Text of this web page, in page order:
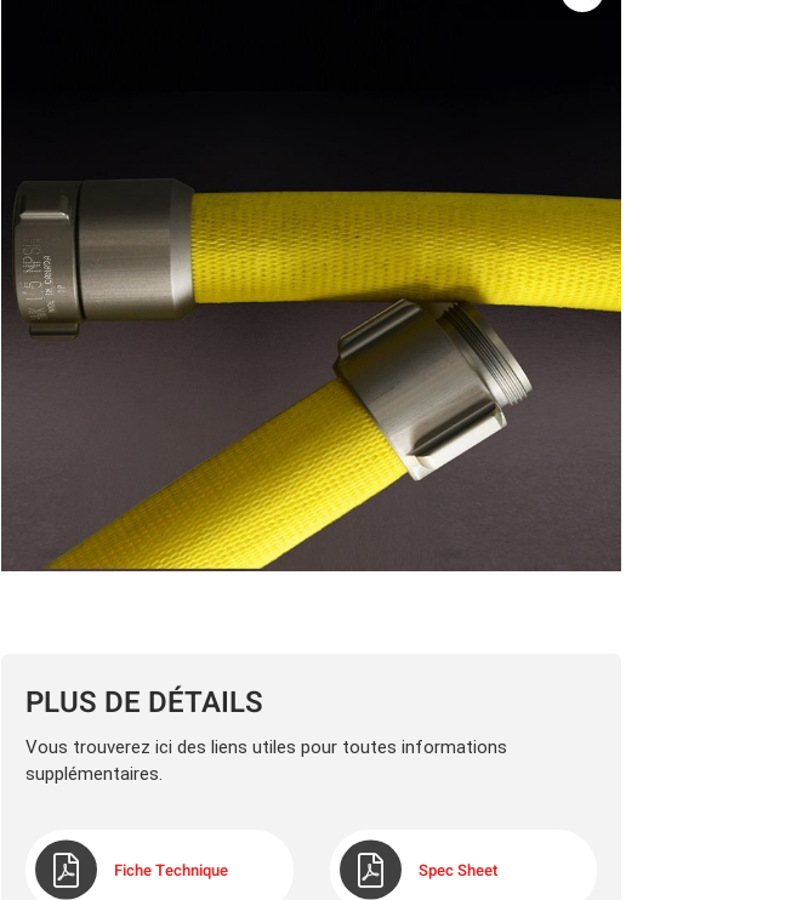
PLUS DE DÉTAILS
Vous trouverez ici des liens utiles pour toutes informations
supplémentaires.
Fiche Technique Spec Sheet